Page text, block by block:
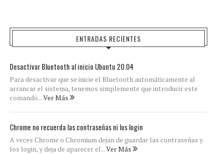
ENTRADAS RECIENTES
Desactivar Bluetooth al inicio Ubuntu 20.04
Para desactivar que se inicie el Bluetooth automáticamente al
arrancar el sistema, tenemos simplemente que introducir este
comando...Ver Más
Chrome no recuerda las contraseñas ni los login
A veces Chrome o Chromium dejan de guardar las contraseñas y
los login, y deja de aparecer el...Ver Más